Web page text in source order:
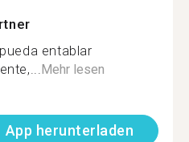
entablar
Mehr lesen
App herunterladen